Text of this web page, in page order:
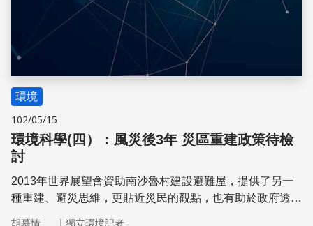
環境
102/05/15
環境科學(四）：風災後3年 災區重建政策待檢
討
2013年世界展望會資助南沙魯村建設避難屋，提供了另一
種重建、避災思維，更貼近災民的觀點，也有助於政府透過
胡慕情 ｜ 獨立環境記者